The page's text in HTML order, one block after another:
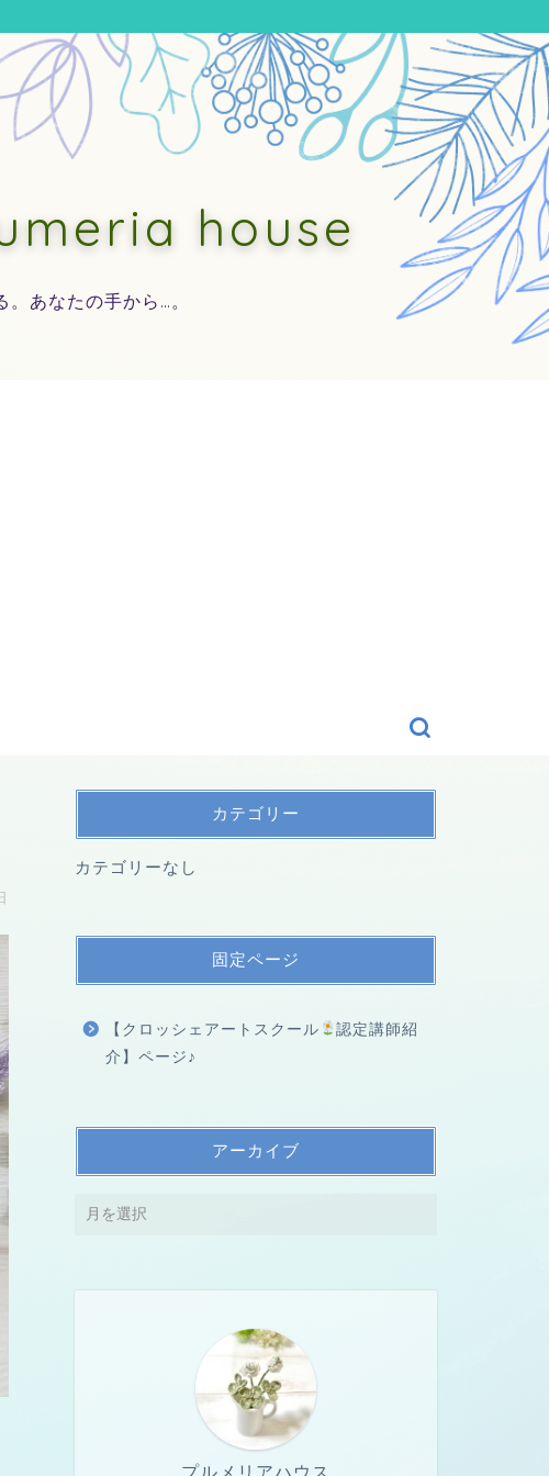
house
あなたの手から…。
カテゴリー
カテゴリーなし
固定ページ
【クロッシェアートスクール
認定講師紹
介】ページ♪
アーカイブ
プルメリアハウス